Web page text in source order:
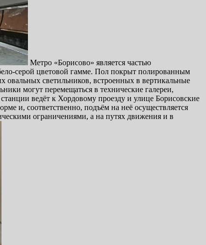
Метро «Борисово» является частью
серой цветовой гамме. Пол покрыт полированным
светильников, встроенных в вертикальные
могут перемещаться в технические галереи,
ведёт к Хордовому проезду и улице Борисовские
и, соответственно, подъём на неё осуществляется
ограничениями, а на путях движения и в